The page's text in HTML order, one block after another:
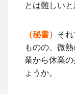
とは難しいと
（秘書） そ
ものの、微
業から休業
ょうか。